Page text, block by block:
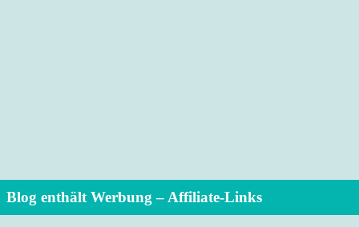
Blog enthält Werbung – Affiliate-Links